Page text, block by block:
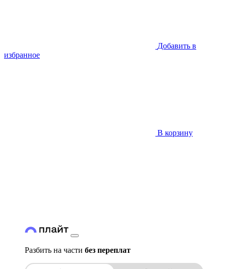
Добавить в
избранное
В корзину
Разбить на части без переплат